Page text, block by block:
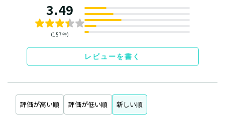
3.49
（157件）
レビューを書く
評価が高い順 評価が低い順 新しい順